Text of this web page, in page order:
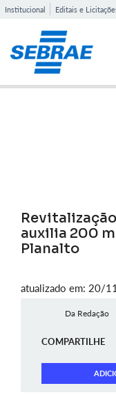
Institucional Editais e
auxilia 200
Planalto
atualizado em: 20/
Da Redação
COMPARTILHE